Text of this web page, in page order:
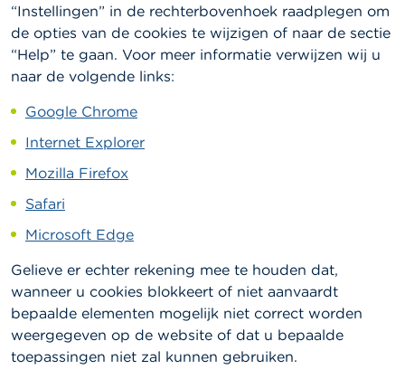
“Instellingen” in de rechterbovenhoek raadplegen om
de opties van de cookies te wijzigen of naar de sectie
“Help” te gaan. Voor meer informatie verwijzen wij u
naar de volgende links:
Google Chrome
Internet Explorer
Mozilla Firefox
Safari
Microsoft Edge
Gelieve er echter rekening mee te houden dat,
wanneer u cookies blokkeert of niet aanvaardt
bepaalde elementen mogelijk niet correct worden
weergegeven op de website of dat u bepaalde
toepassingen niet zal kunnen gebruiken.